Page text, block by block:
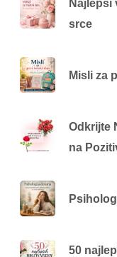
Najlepši
srce
Misli za
Odkrijte
na
50